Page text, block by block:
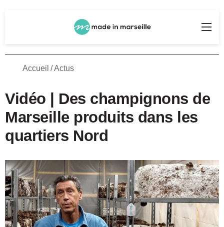
Accueil /Actus
Vidéo | Des champignons de
Marseille produits dans les
quartiers Nord